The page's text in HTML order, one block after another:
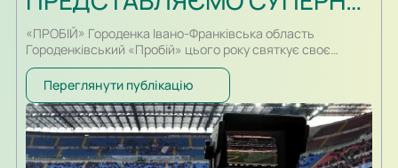
«ПРОБІЙ» Городенка Івано-Франківська область
Городенківський «Пробій» цього року святкує своє
сторіччя. З цього приводу у місті в даний час проводиться
чимало заходів з нагоди відзначення цієї дати, зокрема,
15 серпня на стадіоні «Пробій-Арена» відбудеться
благодійний товариський поєдинок на підтримку ЗСУ між
ветеранами «Пробію» та командою «Зірки українського
футболу» – «Динамо» Київ. За свою сторічну історію…
Переглянути публікацію